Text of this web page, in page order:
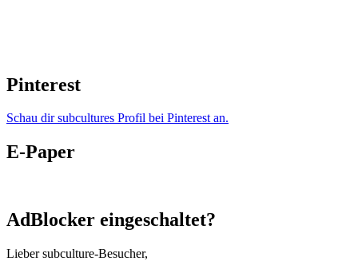
Pinterest
Schau dir subcultures Profil bei Pinterest an.
E-Paper
AdBlocker eingeschaltet?
Lieber subculture-Besucher,